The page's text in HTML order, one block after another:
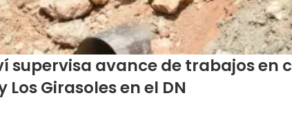
supervisa avance de trabajos en
Los Girasoles en el DN